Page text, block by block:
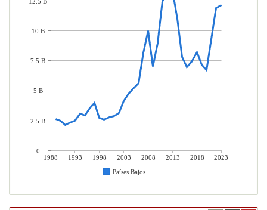
1988 1993 1998 2003 2008 2013 2018
2023
Países Bajos
10 B
7.5 B
5 B
2.5 B
0